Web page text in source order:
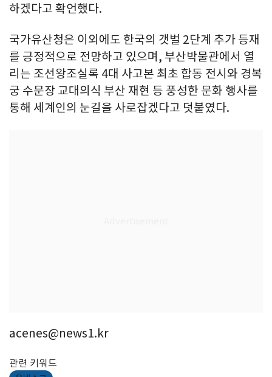
하겠다고 확언했다.
국가유산청은 이외에도 한국의 갯벌 2단계 추가 등재
를 긍정적으로 전망하고 있으며, 부산박물관에서 열
리는 조선왕조실록 4대 사고본 최초 합동 전시와 경복
궁 수문장 교대의식 부산 재현 등 풍성한 문화 행사를
통해 세계인의 눈길을 사로잡겠다고 덧붙였다.
acenes@news1.kr
관련 키워드